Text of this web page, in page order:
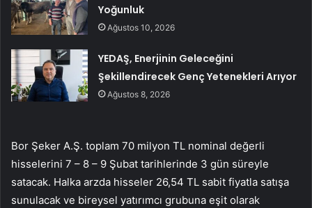
Yoğunluk
Ağustos 10, 2026
YEDAŞ, Enerjinin Geleceğini
Şekillendirecek Genç Yetenekleri Arıyor
Ağustos 8, 2026
Bor Şeker A.Ş. toplam 70 milyon TL nominal değerli
hisselerini 7 – 8 – 9 Şubat tarihlerinde 3 gün süreyle
satacak. Halka arzda hisseler 26,54 TL sabit fiyatla satışa
sunulacak ve bireysel yatırımcı grubuna eşit olarak